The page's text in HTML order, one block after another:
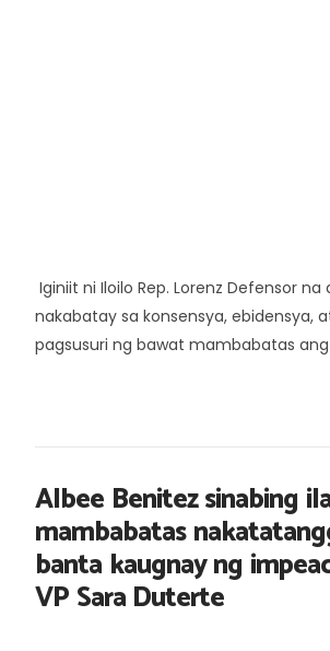
Iginiit ni Iloilo Rep. Lorenz Defensor na
nakabatay sa konsensya, ebidensya,
pagsusuri ng bawat mambabatas ang
Albee Benitez sinabing
mambabatas
banta kaugnay ng
VP Sara Duterte